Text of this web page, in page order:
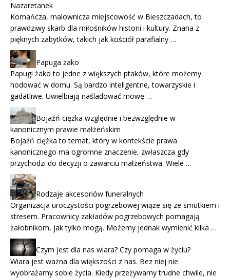
Nazaretanek
Komańcza, malownicza miejscowość w Bieszczadach, to
prawdziwy skarb dla miłośników historii i kultury. Znana z
pięknych zabytków, takich jak kościół parafialny …
Papuga żako
Papugi żako to jedne z większych ptaków, które możemy
hodować w domu. Są bardzo inteligentne, towarzyskie i
gadatliwe. Uwielbiają naśladować mowę …
Bojaźń ciężka względnie i bezwzględnie w
kanonicznym prawie małżeńskim
Bojaźń ciężka to temat, który w kontekście prawa
kanonicznego ma ogromne znaczenie, zwłaszcza gdy
przychodzi do decyzji o zawarciu małżeństwa. Wiele …
Rodzaje akcesoriów funeralnych
Organizacja uroczystości pogrzebowej wiąże się ze smutkiem i
stresem. Pracownicy zakładów pogrzebowych pomagają
żałobnikom, jak tylko mogą. Możemy jednak wymienić kilka …
Czym jest dla nas wiara? Czy pomaga w życiu?
Wiara jest ważna dla większości z nas. Bez niej nie
wyobrażamy sobie życia. Kiedy przeżywamy trudne chwile, nie